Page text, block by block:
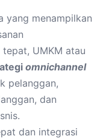
yang menampilkan
UMKM atau
omnichannel
pelanggan,
dan
dan integrasi